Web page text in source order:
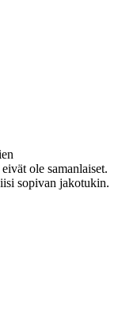
ole samanlaiset.
sopivan jakotukin.